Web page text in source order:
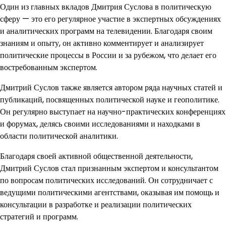
Один из главных вкладов Дмитрия Суслова в политическую
сферу — это его регулярное участие в экспертных обсуждениях
и аналитических программ на телевидении. Благодаря своим
знаниям и опыту, он активно комментирует и анализирует
политические процессы в России и за рубежом, что делает его
востребованным экспертом.
Дмитрий Суслов также является автором ряда научных статей и
публикаций, посвященных политической науке и геополитике.
Он регулярно выступает на научно-практических конференциях
и форумах, делясь своими исследованиями и находками в
области политической аналитики.
Благодаря своей активной общественной деятельности,
Дмитрий Суслов стал признанным экспертом и консультантом
по вопросам политических исследований. Он сотрудничает с
ведущими политическими агентствами, оказывая им помощь и
консультации в разработке и реализации политических
стратегий и программ.